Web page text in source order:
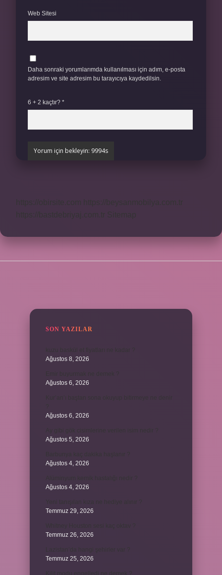
Web Sitesi
Daha sonraki yorumlarımda kullanılması için adım, e-posta
adresim ve site adresim bu tarayıcıya kaydedilsin.
6 + 2 kaçtır? *
SON YAZILAR
Ağustos 8, 2026
Ağustos 6, 2026
Ağustos 6, 2026
Ağustos 5, 2026
Ağustos 4, 2026
Ağustos 4, 2026
Temmuz 29, 2026
Temmuz 26, 2026
Temmuz 25, 2026